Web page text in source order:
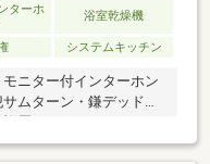
ターホ
浴室乾燥機
システムキッチン
ニター付インターホン
ムターン・鎌デッドボ
層ガラス（ペアガラ
風量換気システム追焚